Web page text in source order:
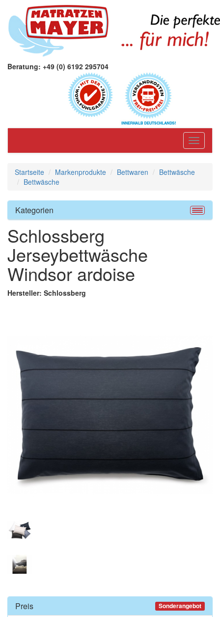
Beratung: +49 (0) 6192 295704
Toggle
Startseite Markenprodukte Bettwaren
Bettwäsche
Bettwäsche
Kategorien
Schlossberg
Jerseybettwäsche
Windsor ardoise
Hersteller: Schlossberg
Preis Sonderangebot